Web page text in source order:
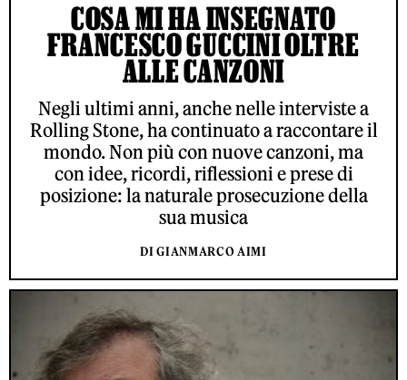
COSA MI HA INSEGNATO
FRANCESCO GUCCINI OLTRE
ALLE CANZONI
Negli ultimi anni, anche nelle interviste a
Rolling Stone, ha continuato a raccontare il
mondo. Non più con nuove canzoni, ma
con idee, ricordi, riflessioni e prese di
posizione: la naturale prosecuzione della
sua musica
DI GIANMARCO AIMI